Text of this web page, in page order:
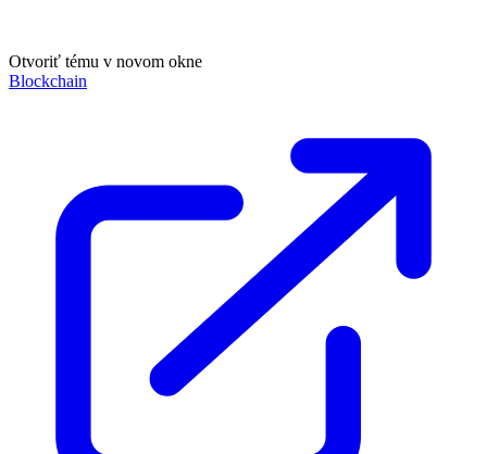
Otvoriť tému v novom okne
Blockchain